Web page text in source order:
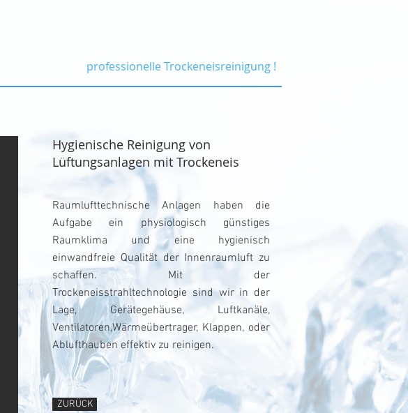
Hygienische Reinigung von
Lüftungsanlagen mit Trockeneis
Raumlufttechnische Anlagen haben die
Aufgabe ein physiologisch günstiges
Raumklima und eine hygienisch
einwandfreie Qualität der Innenraumluft zu
schaffen. Mit der
Trockeneisstrahltechnologie sind wir in der
Lage, Gerätegehäuse, Luftkanäle,
Ventilatoren,Wärmeübertrager, Klappen, oder
Ablufthauben effektiv zu reinigen.
ZURÜCK
professionelle Trockeneisreinigung !